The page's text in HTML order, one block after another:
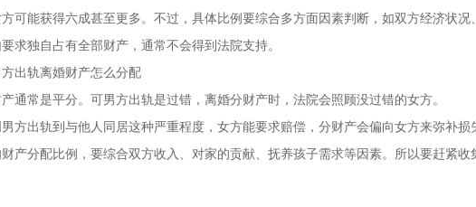
可能获得六成甚至更多。不过，具体比例要综合多方面因素判断，如双方经济状
求独自占有全部财产，通常不会得到法院支持。
出轨离婚财产怎么分配
通常是平分。可男方出轨是过错，离婚分财产时，法院会照顾没过错的女方。
方出轨到与他人同居这种严重程度，女方能要求赔偿，分财产会偏向女方来弥补损
产分配比例，要综合双方收入、对家的贡献、抚养孩子需求等因素。所以要赶紧收